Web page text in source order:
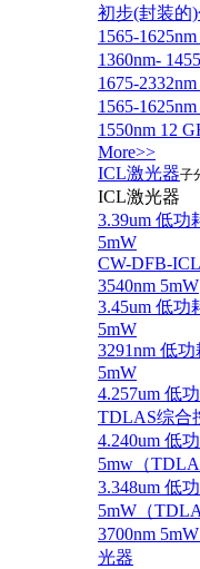
初步(封装的
1565-
1360nm-
1675-
1565-
1550nm 12
More>>
ICL激光器子
ICL激光器
3.39um 低
5mW
CW-DFB-
3540nm 5mW
3.45um 低
5mW
3291nm 低
5mW
4.257um 低
TDLAS综合
4.240um 低
5mw（
3.348um 低
5mW（
3700nm
光器